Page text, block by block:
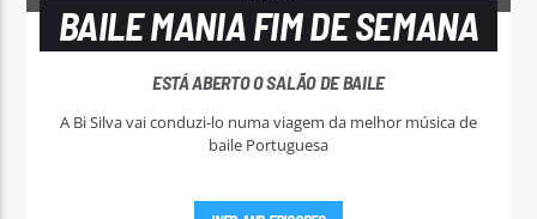
BAILE MANIA FIM DE SEMANA
ESTÁ ABERTO O SALÃO DE BAILE
A Bi Silva vai conduzi-lo numa viagem da melhor música de
baile Portuguesa